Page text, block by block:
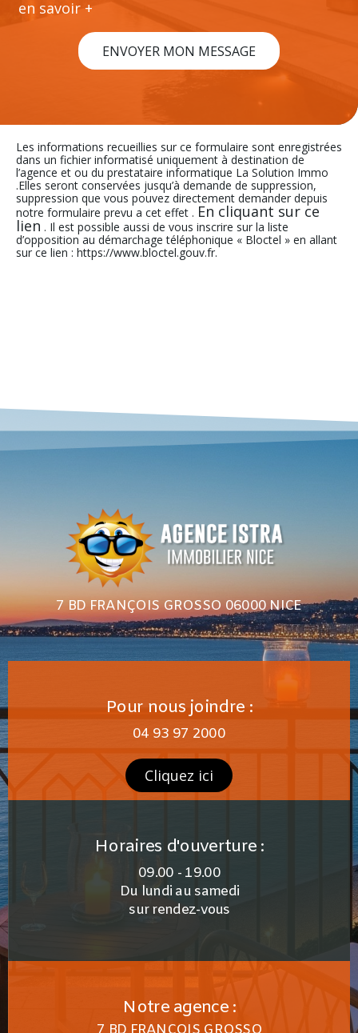
en savoir +
ENVOYER MON MESSAGE
Les informations recueillies sur ce formulaire sont enregistrées
dans un fichier informatisé uniquement à destination de
l’agence et ou du prestataire informatique La Solution Immo
.Elles seront conservées jusqu’à demande de suppression,
suppression que vous pouvez directement demander depuis
notre formulaire prevu a cet effet . En cliquant sur ce
lien . Il est possible aussi de vous inscrire sur la liste
d’opposition au démarchage téléphonique « Bloctel » en allant
sur ce lien : https://www.bloctel.gouv.fr.
7 BD FRANÇOIS GROSSO 06000 NICE
Pour nous joindre :
04 93 97 2000
Cliquez ici
Horaires d'ouverture :
09.00 - 19.00
Du lundi au samedi
sur rendez-vous
Notre agence :